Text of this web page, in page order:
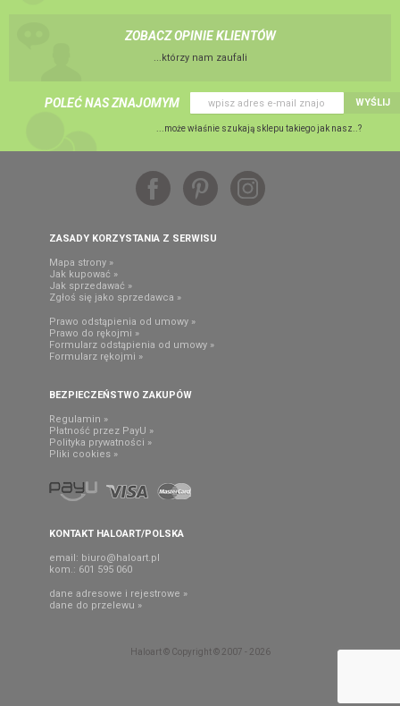
ZOBACZ OPINIE KLIENTÓW
...którzy nam zaufali
POLEĆ NAS ZNAJOMYM WYŚLIJ
...może właśnie szukają sklepu takiego jak nasz..?
ZASADY KORZYSTANIA Z SERWISU
Mapa strony »
Jak kupować »
Jak sprzedawać »
Zgłoś się jako sprzedawca »
Prawo odstąpienia od umowy »
Prawo do rękojmi »
Formularz odstąpienia od umowy »
Formularz rękojmi »
BEZPIECZEŃSTWO ZAKUPÓW
Regulamin »
Płatność przez PayU »
Polityka prywatności »
Pliki cookies »
KONTAKT HALOART/POLSKA
email: biuro@haloart.pl
kom.: 601 595 060
dane adresowe i rejestrowe »
dane do przelewu »
Haloart © Copyright © 2007 - 2026